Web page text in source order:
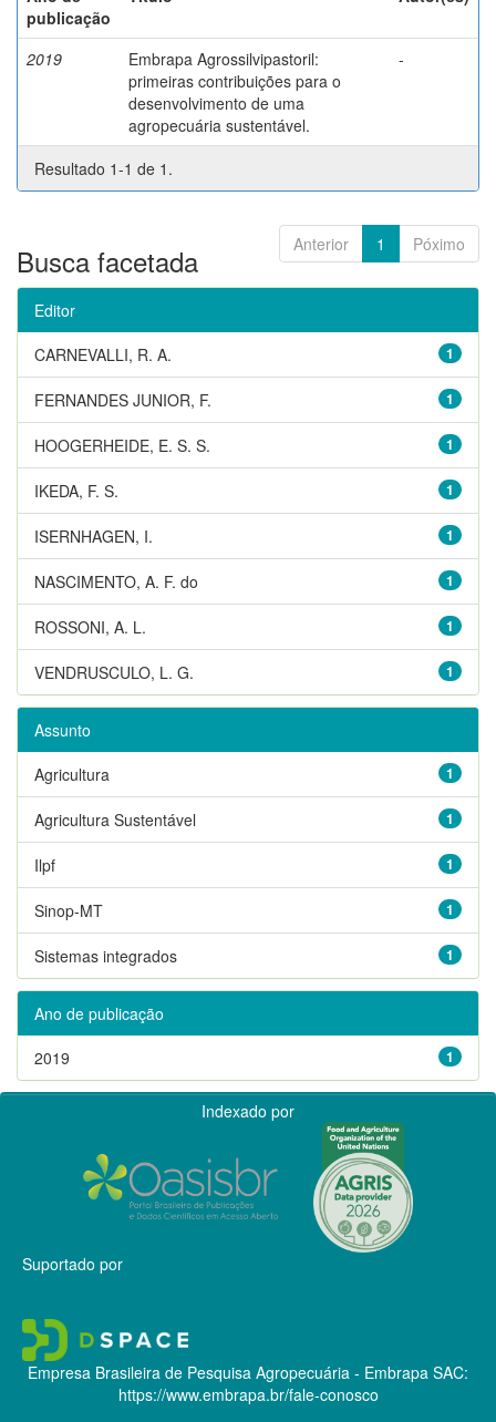
publicação
2019
Embrapa Agrossilvipastoril:
primeiras contribuições para o
desenvolvimento de uma
agropecuária sustentável.
-
Resultado 1-1 de 1.
Anterior 1 Póximo
Busca facetada
Editor
1
CARNEVALLI, R. A.
1
FERNANDES JUNIOR, F.
1
HOOGERHEIDE, E. S. S.
1
IKEDA, F. S.
1
ISERNHAGEN, I.
1
NASCIMENTO, A. F. do
1
ROSSONI, A. L.
1
VENDRUSCULO, L. G.
Assunto
1
Agricultura
1
Agricultura Sustentável
1
Ilpf
1
Sinop-MT
1
Sistemas integrados
Ano de publicação
1
2019
Indexado por
Suportado por
Empresa Brasileira de Pesquisa Agropecuária - Embrapa SAC:
https://www.embrapa.br/fale-conosco